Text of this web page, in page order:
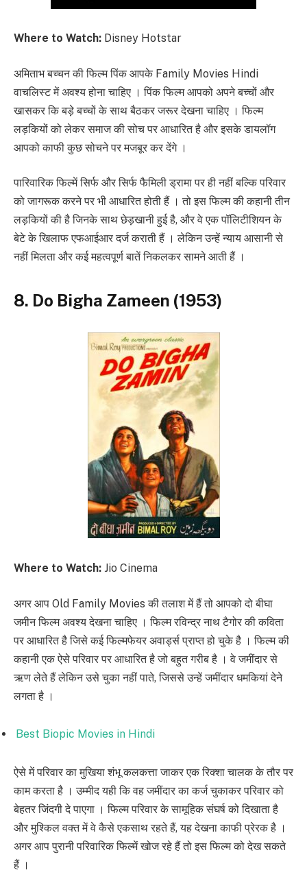
Where to Watch: Disney Hotstar
अमिताभ बच्चन की फिल्म पिंक आपके Family Movies Hindi
वाचलिस्ट में अवश्य होना चाहिए । पिंक फिल्म आपको अपने बच्चों और
खासकर कि बड़े बच्चों के साथ बैठकर जरूर देखना चाहिए । फिल्म
लड़कियों को लेकर समाज की सोच पर आधारित है और इसके डायलॉग
आपको काफी कुछ सोचने पर मजबूर कर देंगे ।
पारिवारिक फिल्में सिर्फ और सिर्फ फैमिली ड्रामा पर ही नहीं बल्कि परिवार
को जागरूक करने पर भी आधारित होती हैं । तो इस फिल्म की कहानी तीन
लड़कियों की है जिनके साथ छेड़खानी हुई है, और वे एक पॉलिटीशियन के
बेटे के खिलाफ एफआईआर दर्ज कराती हैं । लेकिन उन्हें न्याय आसानी से
नहीं मिलता और कई महत्वपूर्ण बातें निकलकर सामने आती हैं ।
8. Do Bigha Zameen (1953)
Where to Watch: Jio Cinema
अगर आप Old Family Movies की तलाश में हैं तो आपको दो बीघा
जमीन फिल्म अवश्य देखना चाहिए । फिल्म रविन्द्र नाथ टैगोर की कविता
पर आधारित है जिसे कई फिल्मफेयर अवार्ड्स प्राप्त हो चुके है । फिल्म की
कहानी एक ऐसे परिवार पर आधारित है जो बहुत गरीब है । वे जमींदार से
ऋण लेते हैं लेकिन उसे चुका नहीं पाते, जिससे उन्हें जमींदार धमकियां देने
लगता है ।
Best Biopic Movies in Hindi
ऐसे में परिवार का मुखिया शंभू कलकत्ता जाकर एक रिक्शा चालक के तौर पर
काम करता है । उम्मीद यही कि वह जमींदार का कर्ज चुकाकर परिवार को
बेहतर जिंदगी दे पाएगा । फिल्म परिवार के सामूहिक संघर्ष को दिखाता है
और मुश्किल वक्त में वे कैसे एकसाथ रहते हैं, यह देखना काफी प्रेरक है ।
अगर आप पुरानी परिवारिक फिल्में खोज रहे हैं तो इस फिल्म को देख सकते
हैं ।